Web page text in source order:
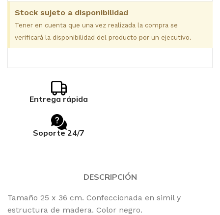
Stock sujeto a disponibilidad
Tener en cuenta que una vez realizada la compra se
verificará la disponibilidad del producto por un ejecutivo.
Entrega rápida
Soporte 24/7
DESCRIPCIÓN
Tamaño 25 x 36 cm. Confeccionada en simil y
estructura de madera. Color negro.